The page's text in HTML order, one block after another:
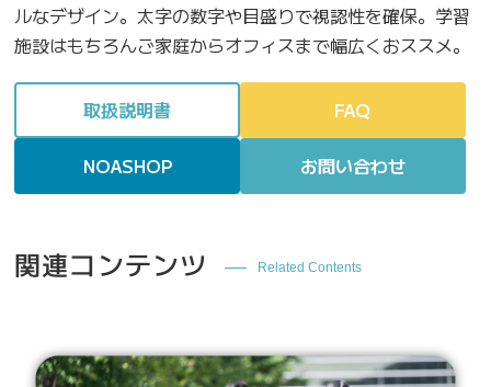
ルなデザイン。太字の数字や目盛りで視認性を確保。学習
施設はもちろんご家庭からオフィスまで幅広くおススメ。
取扱説明書 FAQ
NOASHOP お問い合わせ
関連コンテンツ Related Contents